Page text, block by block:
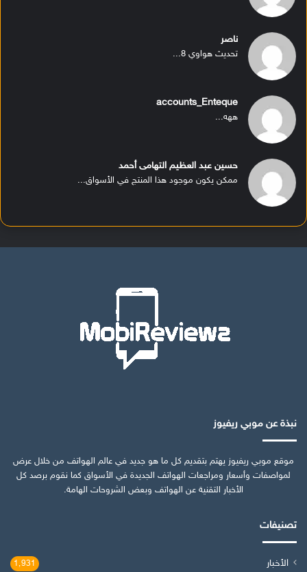
ناصر
تحديث هواوي 8...
accounts_Enteque
ههه...
حسين عبد العظيم التهامى أحمد
ممكن يكون موجود هذا المنتج في الأسواق...
نبذة عن موبي ريفيوز
موقع موبي ريفيوز يهتم بتقديم كل ما هو جديد في عالم الهواتف من خلال عرض
لمواصفات وأسعار ومراجعات الهواتف الجديدة في الأسواق كما نقوم برصد كل
الأخبار التقنية عن الهواتف وبعض الشروحات الهامة.
تصنيفات
الأخبار 1٬931